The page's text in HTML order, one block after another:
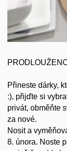
Přineste dárky,
:), přijďte si
privát, obměňte
za nové.
Nosit a
8. února. Noste